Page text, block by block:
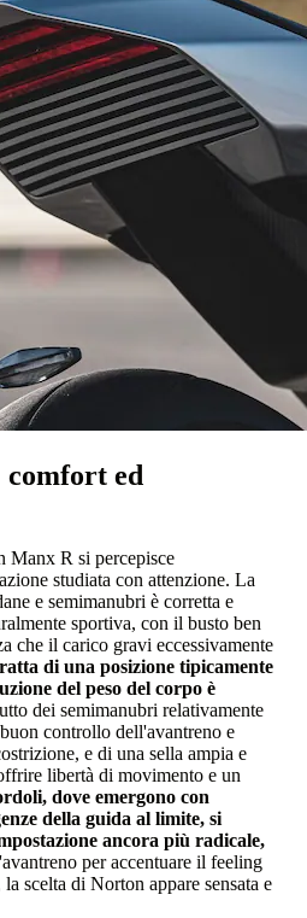
ed
Manx R si percepisce
studiata con attenzione. La
e semimanubri è corretta e
sportiva, con il busto ben
che il carico gravi eccessivamente
di una posizione tipicamente
del peso del corpo è
dei semimanubri relativamente
controllo dell'avantreno e
e di una sella ampia e
libertà di movimento e un
dove emergono con
della guida al limite, si
ancora più radicale,
per accentuare il feeling
scelta di Norton appare sensata e